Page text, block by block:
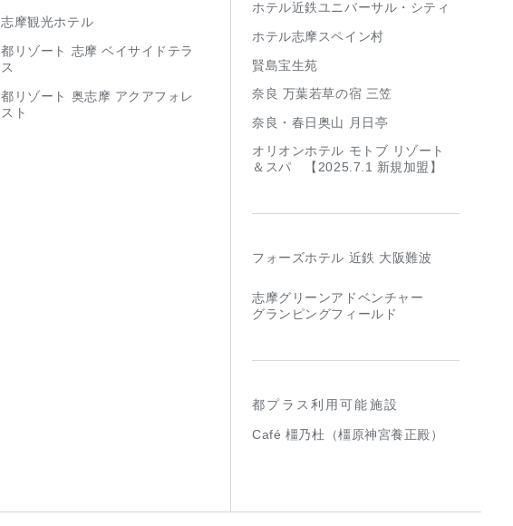
志摩観光ホテル
都リゾート 志摩 ベイサイドテラ
ス
都リゾート 奥志摩 アクアフォレ
スト
ホテル近鉄ユニバーサル・シティ
ホテル志摩スペイン村
賢島宝生苑
奈良 万葉若草の宿 三笠
奈良・春日奥山 月日亭
オリオンホテル モトブ リゾート
＆スパ 【2025.7.1 新規加盟】
フォーズホテル 近鉄 大阪難波
志摩グリーンアドベンチャー
グランピングフィールド
都プラス利用可能施設
Café 橿乃杜（橿原神宮養正殿）